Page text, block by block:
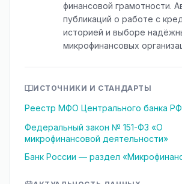
финансовой грамотности.
публикаций о работе с
историей и выборе
микрофинансовых
ИСТОЧНИКИ И СТАНДАРТЫ
Реестр МФО Центрального банка РФ
Федеральный закон № 151-ФЗ «О
микрофинансовой деятельности»
Банк России — раздел